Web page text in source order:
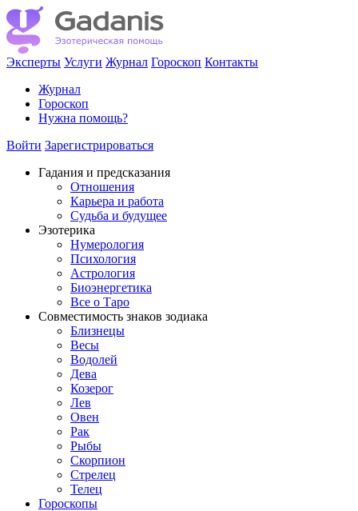
Эксперты Услуги Журнал Гороскоп Контакты
Журнал
Гороскоп
Нужна помощь?
Войти Зарегистрироваться
Гадания и предсказания
Отношения
Карьера и работа
Cудьба и будущее
Эзотерика
Нумерология
Психология
Астрология
Биоэнергетика
Все о Таро
Совместимость знаков зодиака
Близнецы
Весы
Водолей
Дева
Козерог
Лев
Овен
Рак
Рыбы
Скорпион
Стрелец
Телец
Гороскопы